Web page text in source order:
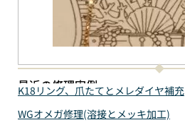
最近の修理実例
K18リング、爪たてとメレダイヤ補充
WGオメガ修理(溶接とメッキ加工)